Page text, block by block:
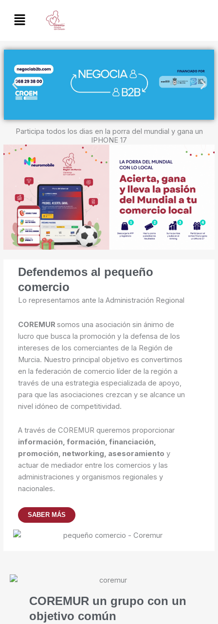
Participa todos los dias en la porra del mundial y gana un
IPHONE 17
Defendemos al pequeño
comercio
Lo representamos ante la Administración Regional
COREMUR somos una asociación sin ánimo de
lucro que busca la promoción y la defensa de los
intereses de los comerciantes de la Región de
Murcia. Nuestro principal objetivo es convertirnos
en la federación de comercio líder de la región a
través de una estrategia especializada de apoyo,
para que las asociaciones crezcan y se alcance un
nivel idóneo de competitividad.
A través de COREMUR queremos proporcionar
información, formación, financiación,
promoción, networking, asesoramiento y
actuar de mediador entre los comercios y las
administraciones y organismos regionales y
nacionales.
SABER MÁS
COREMUR un grupo con un
objetivo común